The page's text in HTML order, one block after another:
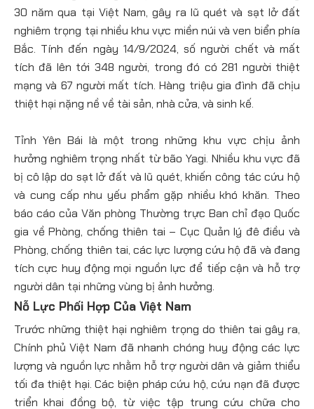
30 năm qua tại Việt Nam, gây ra lũ quét và sạt lở đất
nghiêm trọng tại nhiều khu vực miền núi và ven biển phía
Bắc. Tính đến ngày 14/9/2024, số người chết và mất
tích đã lên tới 348 người, trong đó có 281 người thiệt
mạng và 67 người mất tích. Hàng triệu gia đình đã chịu
thiệt hại nặng nề về tài sản, nhà cửa, và sinh kế.
Tỉnh Yên Bái là một trong những khu vực chịu ảnh
hưởng nghiêm trọng nhất từ bão Yagi. Nhiều khu vực đã
bị cô lập do sạt lở đất và lũ quét, khiến công tác cứu hộ
và cung cấp nhu yếu phẩm gặp nhiều khó khăn. Theo
báo cáo của Văn phòng Thường trực Ban chỉ đạo Quốc
gia về Phòng, chống thiên tai – Cục Quản lý đê điều và
Phòng, chống thiên tai, các lực lượng cứu hộ đã và đang
tích cực huy động mọi nguồn lực để tiếp cận và hỗ trợ
người dân tại những vùng bị ảnh hưởng.
Nỗ Lực Phối Hợp Của Việt Nam
Trước những thiệt hại nghiêm trọng do thiên tai gây ra,
Chính phủ Việt Nam đã nhanh chóng huy động các lực
lượng và nguồn lực nhằm hỗ trợ người dân và giảm thiểu
tối đa thiệt hại. Các biện pháp cứu hộ, cứu nạn đã được
triển khai đồng bộ, từ việc tập trung cứu chữa cho